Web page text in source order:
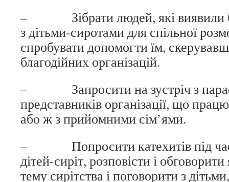
– Зібрати людей, які виявили
з дітьми-сиротами для спільної
спробувати допомогти їм,
благодійних організацій.
– Запросити на зустріч з
представників організації, що
або ж з прийомними сім’ями.
– Попросити катехитів під час
дітей-сиріт, розповісти і
тему сирітства і поговорити з